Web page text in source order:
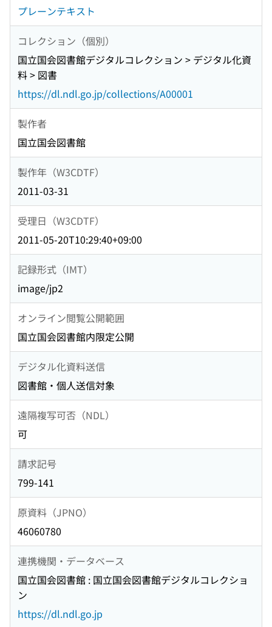
プレーンテキスト
コレクション（個別）
国立国会図書館デジタルコレクション > デジタル化資
料 > 図書
https://dl.ndl.go.jp/collections/A00001
製作者
国立国会図書館
製作年（W3CDTF）
2011-03-31
受理日（W3CDTF）
2011-05-20T10:29:40+09:00
記録形式（IMT）
image/jp2
オンライン閲覧公開範囲
国立国会図書館内限定公開
デジタル化資料送信
図書館・個人送信対象
遠隔複写可否（NDL）
可
請求記号
799-141
原資料（JPNO）
46060780
連携機関・データベース
国立国会図書館 : 国立国会図書館デジタルコレクショ
ン
https://dl.ndl.go.jp